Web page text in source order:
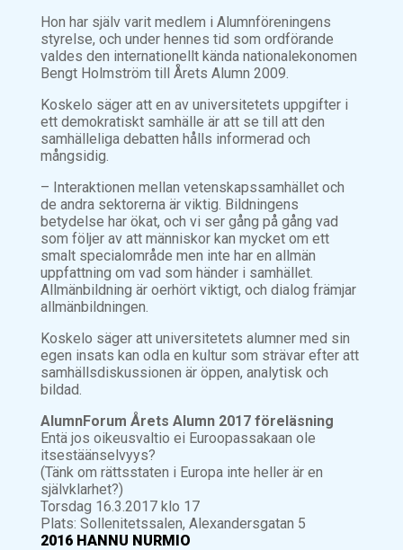
Hon har själv varit medlem i Alumnföreningens
styrelse, och under hennes tid som ordförande
valdes den internationellt kända nationalekonomen
Bengt Holmström till Årets Alumn 2009.
Koskelo säger att en av universitetets uppgifter i
ett demokratiskt samhälle är att se till att den
samhälleliga debatten hålls informerad och
mångsidig.
– Interaktionen mellan vetenskapssamhället och
de andra sektorerna är viktig. Bildningens
betydelse har ökat, och vi ser gång på gång vad
som följer av att människor kan mycket om ett
smalt specialområde men inte har en allmän
uppfattning om vad som händer i samhället.
Allmänbildning är oerhört viktigt, och dialog främjar
allmänbildningen.
Koskelo säger att universitetets alumner med sin
egen insats kan odla en kultur som strävar efter att
samhällsdiskussionen är öppen, analytisk och
bildad.
AlumnForum Årets Alumn 2017 föreläsning
Entä jos oikeusvaltio ei Euroopassakaan ole
itsestäänselvyys?
(Tänk om rättsstaten i Europa inte heller är en
självklarhet?)
Torsdag 16.3.2017 klo 17
Plats: Sollenitetssalen, Alexandersgatan 5
2016 HANNU NURMIO